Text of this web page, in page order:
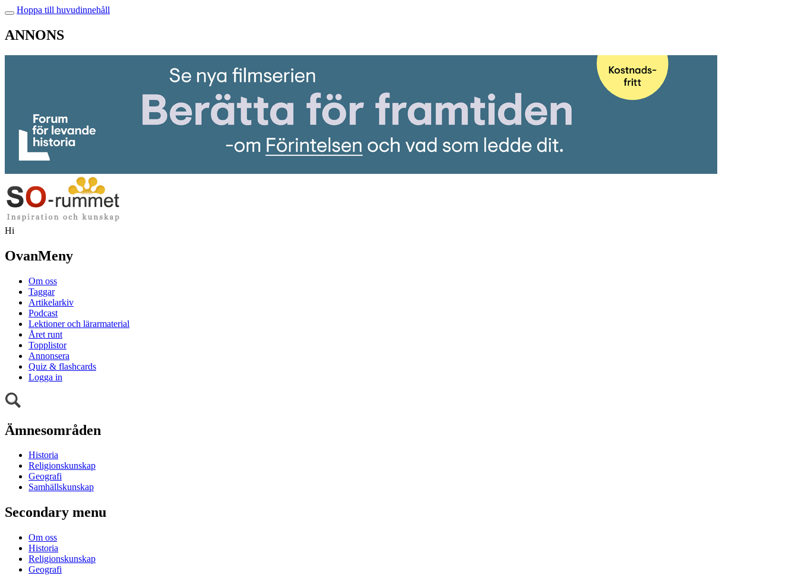
Hoppa till huvudinnehåll
ANNONS
Hi
OvanMeny
Om oss
Taggar
Artikelarkiv
Podcast
Lektioner och lärarmaterial
Året runt
Topplistor
Annonsera
Quiz & flashcards
Logga in
Ämnesområden
Historia
Religionskunskap
Geografi
Samhällskunskap
Secondary menu
Om oss
Historia
Religionskunskap
Geografi